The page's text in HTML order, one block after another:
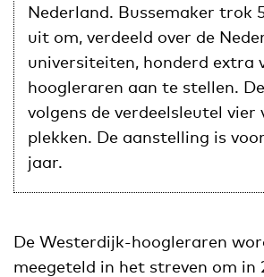
Nederland. Bussemaker trok
uit om, verdeeld over de
universiteiten, honderd extra
hoogleraren aan te stellen.
volgens de verdeelsleutel vier
plekken. De aanstelling is
jaar.
De Westerdijk-hoogleraren
meegeteld in het streven om in